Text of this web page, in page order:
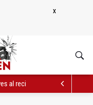
al recinto ferial